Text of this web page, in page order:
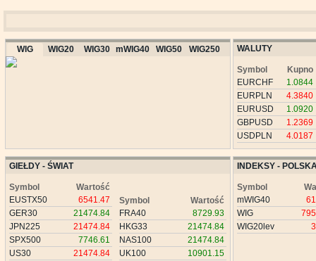
WIG WIG20 WIG30 mWIG40 WIG50 WIG250 WALUTY
Symbol
Kupno
EURCHF
1.0844
EURPLN
4.3840
EURUSD
1.0920
GBPUSD
1.2369
USDPLN
4.0187
GIEŁDY - ŚWIAT
Symbol
Wartość
EUSTX50
6541.47
GER30
21474.84
JPN225
21474.84
SPX500
7746.61
US30
21474.84
Symbol
Wartość
FRA40
8729.93
HKG33
21474.84
NAS100
21474.84
UK100
10901.15
INDEKSY -
Symbol
mWIG40
WIG
WIG20lev